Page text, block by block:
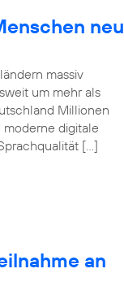
neu
massiv
um mehr als
Millionen
digitale
[…]
an